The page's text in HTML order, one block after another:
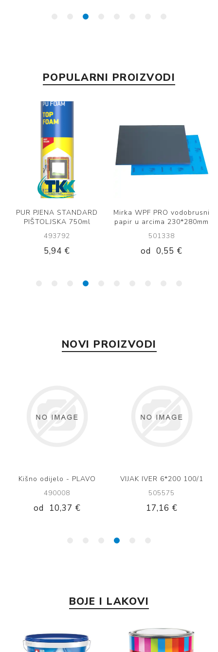
POPULARNI PROIZVODI
PUR PJENA STANDARD
PIŠTOLJSKA 750ml
493792
5,94 €
Mirka WPF PRO vodobrusni
papir u arcima 230*280mm
501338
od 0,55 €
NOVI PROIZVODI
Kišno odijelo - PLAVO
490008
od 10,37 €
VIJAK IVER 6*200 100/1
505575
17,16 €
BOJE I LAKOVI